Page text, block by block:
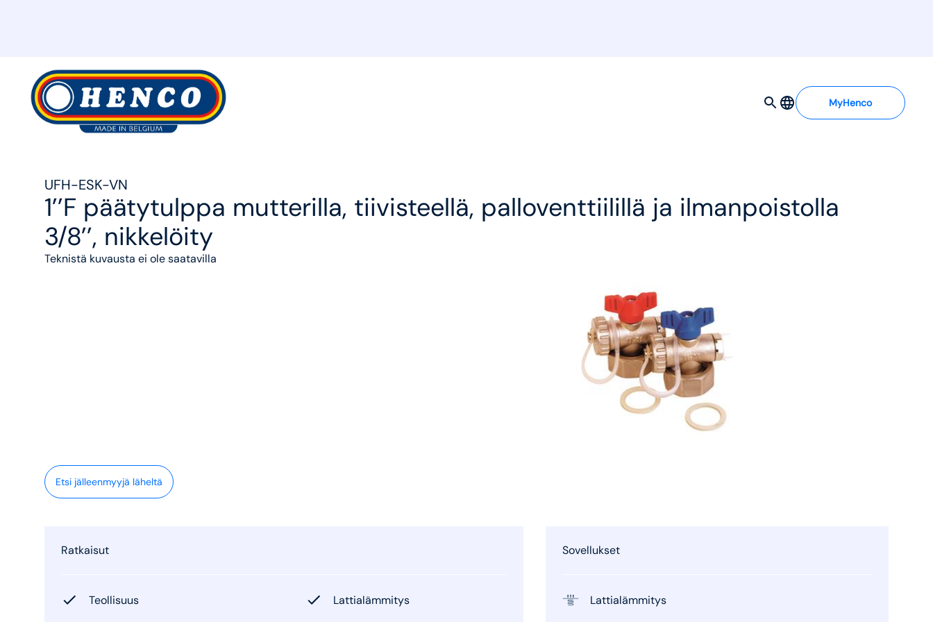
MyHenco
UFH-ESK-VN
1’’F päätytulppa mutterilla, tiivisteellä, palloventtiilillä ja ilmanpoistolla
3/8’’, nikkelöity
Teknistä kuvausta ei ole saatavilla
Etsi jälleenmyyjä läheltä
Ratkaisut
Teollisuus
Lattialämmitys
Sovellukset
Lattialämmitys